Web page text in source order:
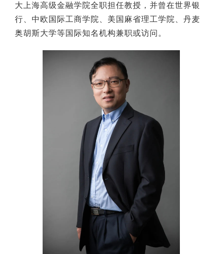
大上海高级金融学院全职担任教授，并曾在世界银
行、中欧国际工商学院、美国麻省理工学院、丹麦
奥胡斯大学等国际知名机构兼职或访问。